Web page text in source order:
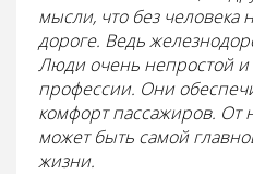
мысли, что без человека
дороге. Ведь
Люди очень непростой и
профессии. Они
комфорт пассажиров. От
может быть самой
жизни.